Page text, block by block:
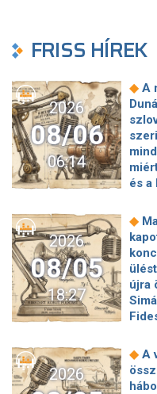
FRISS HÍREK
2026
08/06
06:14
◆ A
és a
2026
08/05
18:27
◆
újra
2026
◆ A